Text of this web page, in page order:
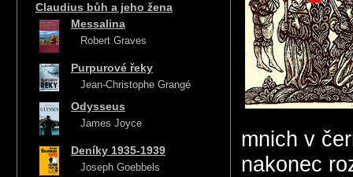
Claudius bůh a jeho žena
Messalina
Robert Graves
Purpurové řeky
Jean-Christophe Grangé
Odysseus
James Joyce
Deníky 1935-1939
Joseph Goebbels
mnich v
nakonec